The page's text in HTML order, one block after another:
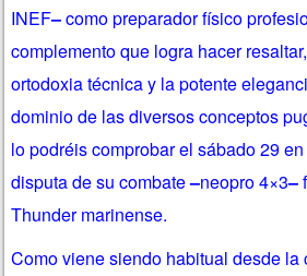
INEF–como preparador físico
complemento que logra hacer
ortodoxia técnica y la potente
dominio de las diversos conceptos
lo podréis comprobar el sábado 29
disputa de su combate–neopro 4×3–
Thunder marinense.
Como viene siendo habitual desde la